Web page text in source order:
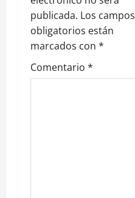
d
e
e
publicada. Los campos
obligatorios están
marcados con *
Comentario *